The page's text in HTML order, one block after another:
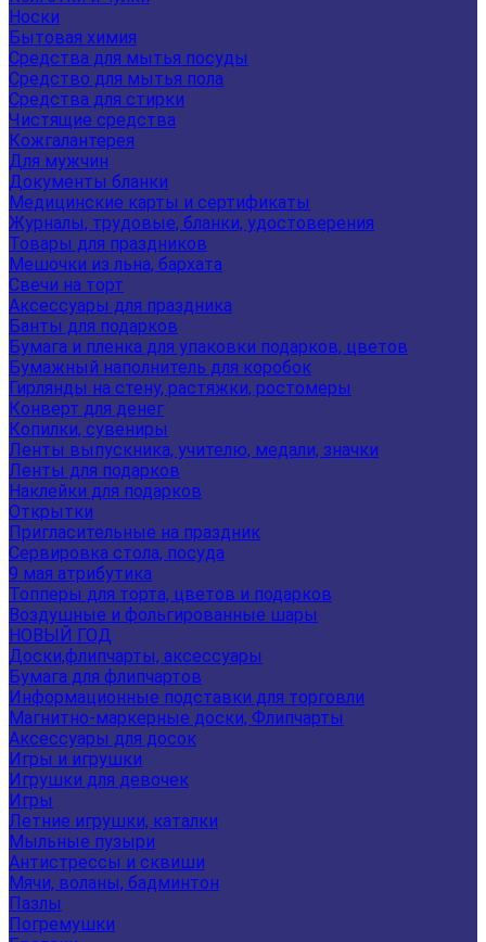
Носки
Бытовая химия
Средства для мытья посуды
Средство для мытья пола
Средства для стирки
Чистящие средства
Кожгалантерея
Для мужчин
Документы бланки
Медицинские карты и сертификаты
Журналы, трудовые, бланки, удостоверения
Товары для праздников
Мешочки из льна, бархата
Свечи на торт
Аксессуары для праздника
Банты для подарков
Бумага и пленка для упаковки подарков, цветов
Бумажный наполнитель для коробок
Гирлянды на стену, растяжки, ростомеры
Конверт для денег
Копилки, сувениры
Ленты выпускника, учителю, медали, значки
Ленты для подарков
Наклейки для подарков
Открытки
Пригласительные на праздник
Сервировка стола, посуда
9 мая атрибутика
Топперы для торта, цветов и подарков
Воздушные и фольгированные шары
НОВЫЙ ГОД
Доски,флипчарты, аксессуары
Бумага для флипчартов
Информационные подставки для торговли
Магнитно-маркерные доски, Флипчарты
Аксессуары для досок
Игры и игрушки
Игрушки для девочек
Игры
Летние игрушки, каталки
Мыльные пузыри
Антистрессы и сквиши
Мячи, воланы, бадминтон
Пазлы
Погремушки